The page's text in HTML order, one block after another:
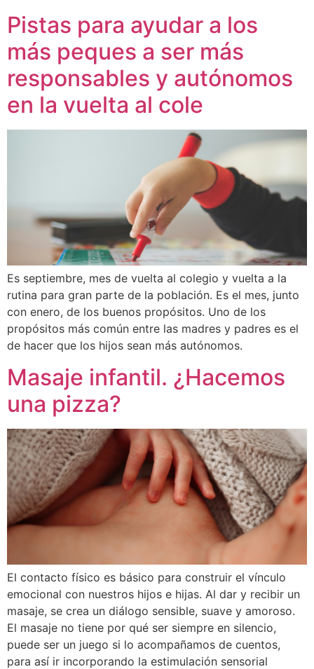
Pistas para ayudar a los
más peques a ser más
responsables y autónomos
en la vuelta al cole
Es septiembre, mes de vuelta al colegio y vuelta a la
rutina para gran parte de la población. Es el mes, junto
con enero, de los buenos propósitos. Uno de los
propósitos más común entre las madres y padres es el
de hacer que los hijos sean más autónomos.
Masaje infantil. ¿Hacemos
una pizza?
El contacto físico es básico para construir el vínculo
emocional con nuestros hijos e hijas. Al dar y recibir un
masaje, se crea un diálogo sensible, suave y amoroso.
El masaje no tiene por qué ser siempre en silencio,
puede ser un juego si lo acompañamos de cuentos,
para así ir incorporando la estimulación sensorial